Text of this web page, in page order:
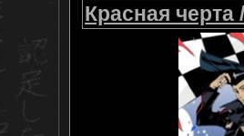
Красная черта